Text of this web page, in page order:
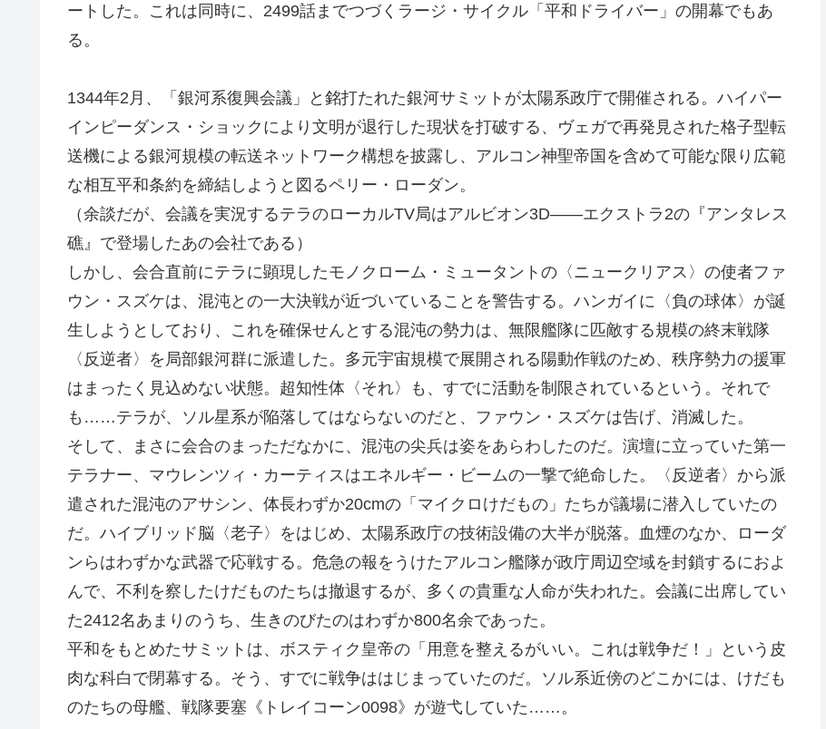
ートした。これは同時に、2499話までつづくラージ・サイクル「平和ドライバー」の開幕でもあ
る。
1344年2月、「銀河系復興会議」と銘打たれた銀河サミットが太陽系政庁で開催される。ハイパー
インピーダンス・ショックにより文明が退行した現状を打破する、ヴェガで再発見された格子型転
送機による銀河規模の転送ネットワーク構想を披露し、アルコン神聖帝国を含めて可能な限り広範
な相互平和条約を締結しようと図るペリー・ローダン。
（余談だが、会議を実況するテラのローカルTV局はアルビオン3D――エクストラ2の『アンタレス
礁』で登場したあの会社である）
しかし、会合直前にテラに顕現したモノクローム・ミュータントの〈ニュークリアス〉の使者ファ
ウン・スズケは、混沌との一大決戦が近づいていることを警告する。ハンガイに〈負の球体〉が誕
生しようとしており、これを確保せんとする混沌の勢力は、無限艦隊に匹敵する規模の終末戦隊
〈反逆者〉を局部銀河群に派遣した。多元宇宙規模で展開される陽動作戦のため、秩序勢力の援軍
はまったく見込めない状態。超知性体〈それ〉も、すでに活動を制限されているという。それで
も……テラが、ソル星系が陥落してはならないのだと、ファウン・スズケは告げ、消滅した。
そして、まさに会合のまっただなかに、混沌の尖兵は姿をあらわしたのだ。演壇に立っていた第一
テラナー、マウレンツィ・カーティスはエネルギー・ビームの一撃で絶命した。〈反逆者〉から派
遣された混沌のアサシン、体長わずか20cmの「マイクロけだもの」たちが議場に潜入していたの
だ。ハイブリッド脳〈老子〉をはじめ、太陽系政庁の技術設備の大半が脱落。血煙のなか、ローダ
ンらはわずかな武器で応戦する。危急の報をうけたアルコン艦隊が政庁周辺空域を封鎖するにおよ
んで、不利を察したけだものたちは撤退するが、多くの貴重な人命が失われた。会議に出席してい
た2412名あまりのうち、生きのびたのはわずか800名余であった。
平和をもとめたサミットは、ボスティク皇帝の「用意を整えるがいい。これは戦争だ！」という皮
肉な科白で閉幕する。そう、すでに戦争ははじまっていたのだ。ソル系近傍のどこかには、けだも
のたちの母艦、戦隊要塞《トレイコーン0098》が遊弋していた……。